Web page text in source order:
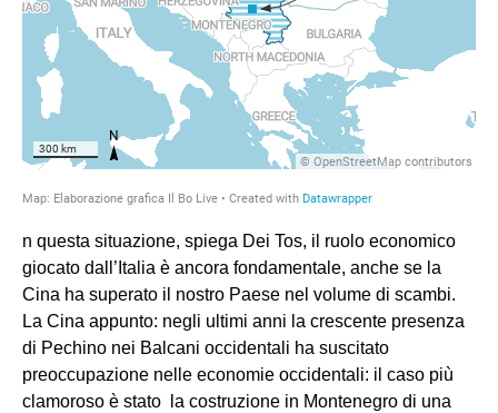
n questa situazione, spiega Dei Tos, il ruolo economico
giocato dall’Italia è ancora fondamentale, anche se la
Cina ha superato il nostro Paese nel volume di scambi.
La Cina appunto: negli ultimi anni la crescente presenza
di Pechino nei Balcani occidentali ha suscitato
preoccupazione nelle economie occidentali: il caso più
clamoroso è stato la costruzione in Montenegro di una